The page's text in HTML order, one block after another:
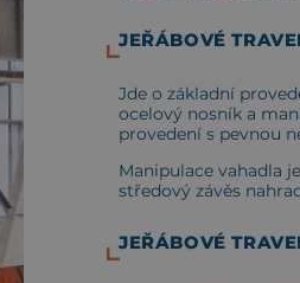
JEŘÁBOVÉ
Jde o základní
ocelový nosník a
provedení s pevnou
Manipulace vahadla
středový závěs
JEŘÁBOVÉ